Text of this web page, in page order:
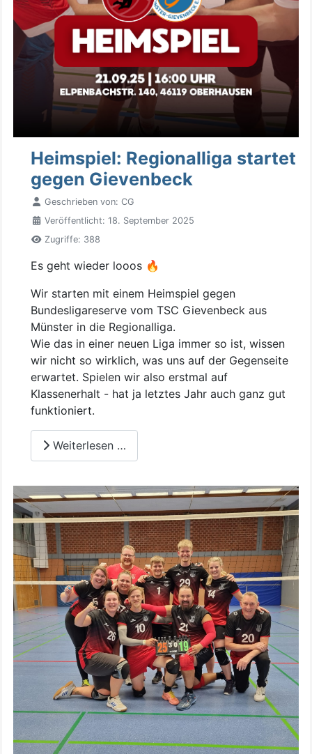
Heimspiel: Regionalliga startet
gegen Gievenbeck
Geschrieben von: CG
Veröffentlicht: 18. September 2025
Zugriffe: 388
Es geht wieder looos 🔥
Wir starten mit einem Heimspiel gegen
Bundesligareserve vom TSC Gievenbeck aus
Münster in die Regionalliga.
Wie das in einer neuen Liga immer so ist, wissen
wir nicht so wirklich, was uns auf der Gegenseite
erwartet. Spielen wir also erstmal auf
Klassenerhalt - hat ja letztes Jahr auch ganz gut
funktioniert.
Weiterlesen …